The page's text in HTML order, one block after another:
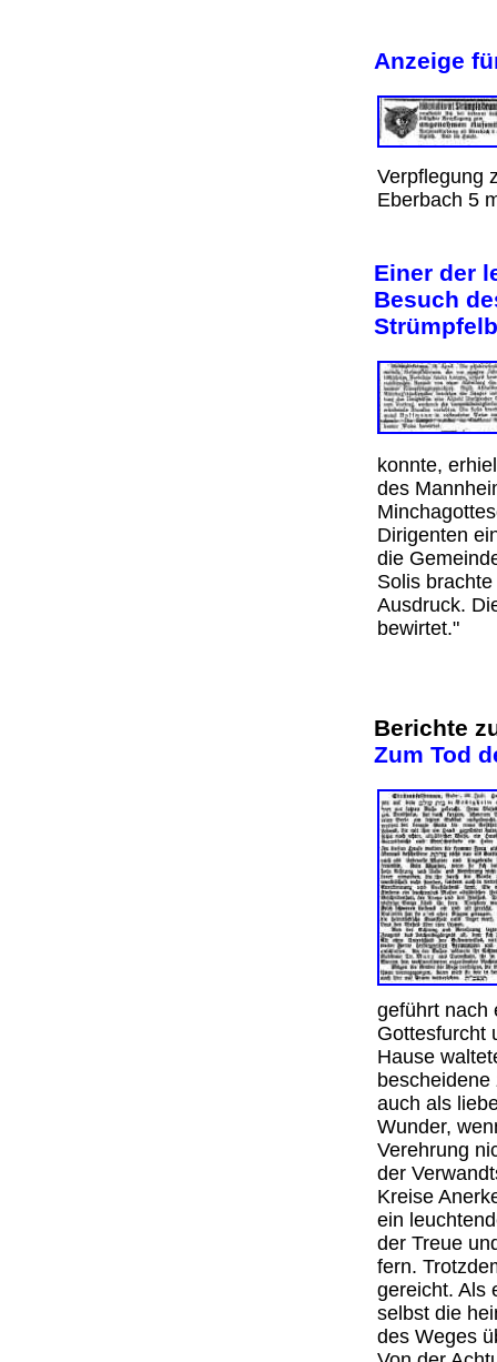
Anzeige
Verpflegung
Eberbach 5
Einer der
Besuch
konnte,
des
Dirigenten
die
Solis
Ausdruck.
bewirtet."
Berichte
Zum Tod
geführt nach
Gottesfurcht
Hause
bescheidene
auch als
Wunder,
Verehrung
der
Kreise
ein
der Treue
fern.
gereicht. Als
selbst die
des Weges